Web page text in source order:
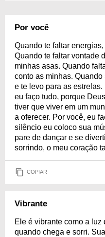
Por você
Quando te faltar
Quando te faltar vontade
minhas asas. Quando
conto as minhas.
e te levo para as
eu faço tudo, porque
tiver que viver em um
a oferecer. Por você, eu
silêncio eu coloco sua
pare de dançar e se
sorrindo, o meu coração
COPIAR
Vibrante
Ele é vibrante como a
quando chega e sorri.